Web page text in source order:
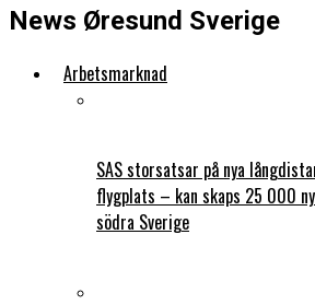
News Øresund Sverige
Arbetsmarknad
SAS storsatsar på nya
flygplats – kan skaps 25 000
södra Sverige